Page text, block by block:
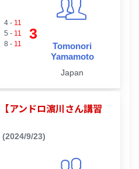
4- 11
5 - 11
8 - 11
3
Tomonori
Yamamoto
Japan
アンドロ濵川さん講習
(2024/9/23)